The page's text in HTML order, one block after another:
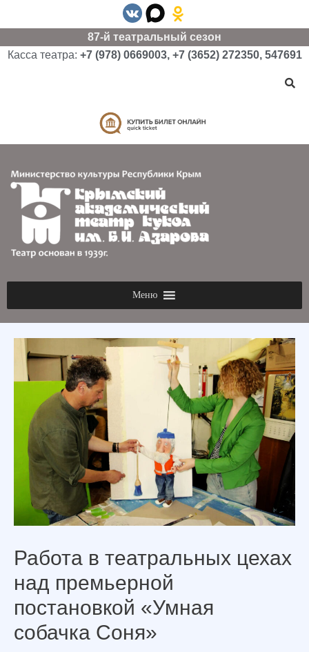
87-й театральный сезон
Касса театра: +7 (978) 0669003, +7 (3652) 272350, 547691
Меню
Работа в театральных цехах
над премьерной
постановкой «Умная
собачка Соня»